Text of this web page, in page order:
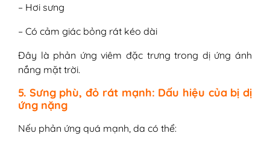
– Hơi sưng
– Có cảm giác bỏng rát kéo dài
Đây là phản ứng viêm đặc trưng trong dị ứng ánh
nắng mặt trời.
5. Sưng phù, đỏ rát mạnh: Dấu hiệu của bị dị
ứng nặng
Nếu phản ứng quá mạnh, da có thể: